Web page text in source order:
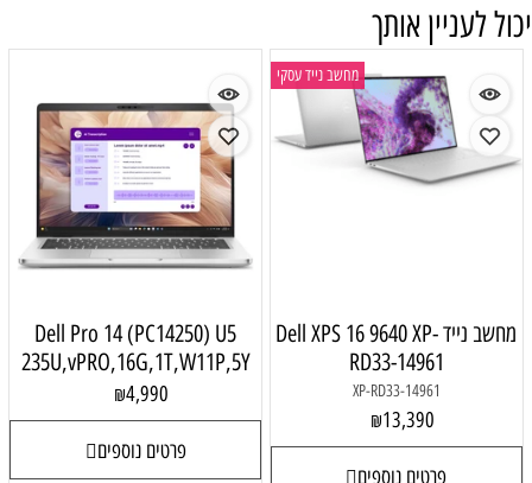
יכול לעניין אותך
מחשב נייד עסקי
מחשב נייד Dell XPS 16 9640 XP-
RD33-14961
XP-RD33-14961
₪13,390
פרטים נוספים
Dell Pro 14 (PC14250) U5
235U,vPRO,16G,1T,W11P,5Y
₪4,990
פרטים נוספים